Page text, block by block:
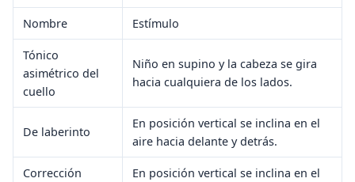
Nombre Estímulo
Tónico
asimétrico del
cuello
Niño en supino y la cabeza se gira
hacia cualquiera de los lados.
De laberinto
En posición vertical se inclina en el
aire hacia delante y detrás.
Corrección
En posición vertical se inclina en el